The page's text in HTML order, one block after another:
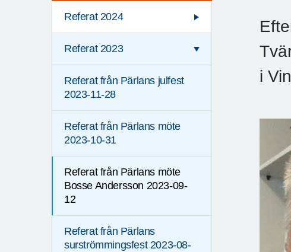
Referat 2024
Referat 2023
Referat från Pärlans julfest
2023-11-28
Referat från Pärlans möte
2023-10-31
Referat från Pärlans möte
Bosse Andersson 2023-09-
12
Referat från Pärlans
surströmmingsfest 2023-08-
i